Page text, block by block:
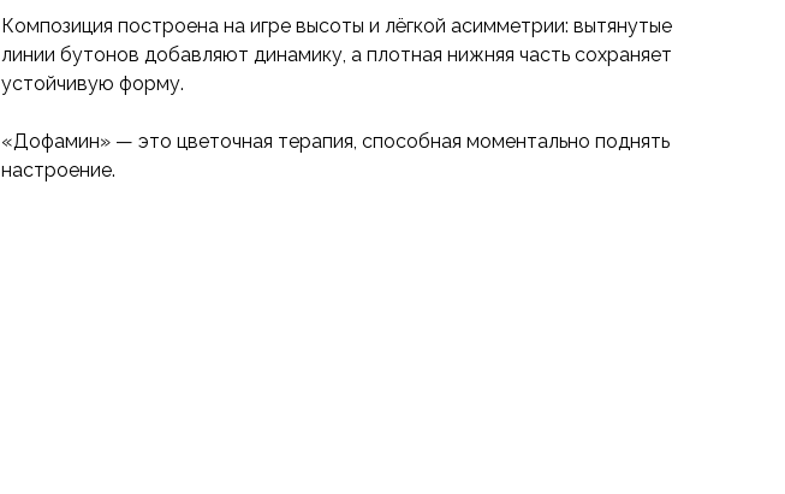
Композиция построена на игре высоты и лёгкой асимметрии: вытянутые
линии бутонов добавляют динамику, а плотная нижняя часть сохраняет
устойчивую форму.
«Дофамин» — это цветочная терапия, способная моментально поднять
настроение.